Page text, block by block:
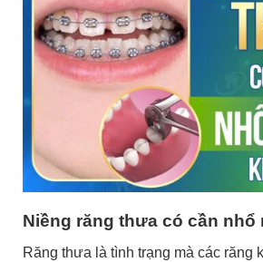
Niềng răng thưa có cần nhổ
Răng thưa là tình trạng mà các răng